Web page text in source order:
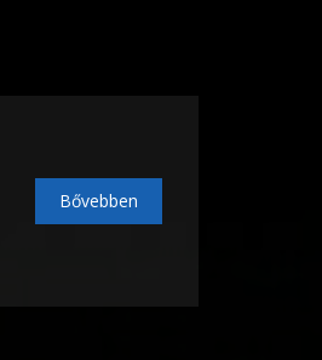
Bővebben